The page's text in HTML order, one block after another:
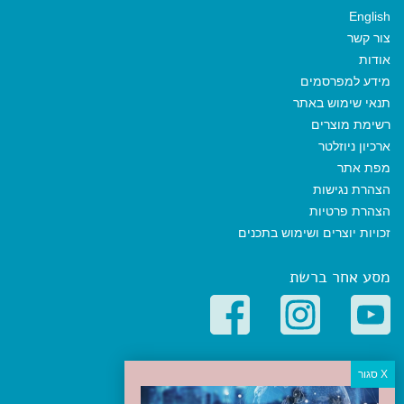
English
צור קשר
אודות
מידע למפרסמים
תנאי שימוש באתר
רשימת מוצרים
ארכיון ניוזלטר
מפת אתר
הצהרת נגישות
הצהרת פרטיות
זכויות יוצרים ושימוש בתכנים
מסע אחר ברשת
קטגוריות פופולריות
יעדים